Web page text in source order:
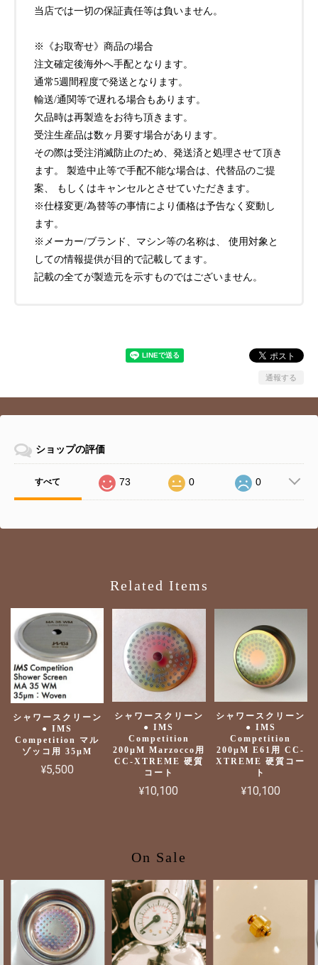
当店では一切の保証責任等は負いません。
※《お取寄せ》商品の場合
注文確定後海外へ手配となります。
通常5週間程度で発送となります。
輸送/通関等で遅れる場合もあります。
欠品時は再製造をお待ち頂きます。
受注生産品は数ヶ月要す場合があります。
その際は受注消滅防止のため、発送済と処理させて頂き
ます。 製造中止等で手配不能な場合は、代替品のご提
案、 もしくはキャンセルとさせていただきます。
※仕様変更/為替等の事情により価格は予告なく変動し
ます。
※メーカー/ブランド、マシン等の名称は、 使用対象と
しての情報提供が目的で記載してます。
記載の全てが製造元を示すものではございません。
通報する
ショップの評価
すべて 73 0 0
Related Items
シャワースクリーン
● IMS
Competition マル
ゾッコ用 35µM
¥5,500
シャワースクリーン
● IMS
Competition
200µM Marzocco用
CC-XTREME 硬質
コート
¥10,100
シャワースクリーン
● IMS
Competition
200µM E61用 CC-
XTREME 硬質コー
ト
¥10,100
On Sale